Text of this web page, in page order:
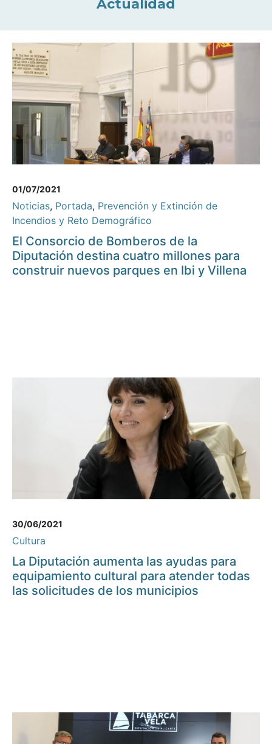
Actualidad
01/07/2021
Noticias, Portada, Prevención y Extinción de
Incendios y Reto Demográfico
El Consorcio de Bomberos de la
Diputación destina cuatro millones para
construir nuevos parques en Ibi y Villena
30/06/2021
Cultura
La Diputación aumenta las ayudas para
equipamiento cultural para atender todas
las solicitudes de los municipios